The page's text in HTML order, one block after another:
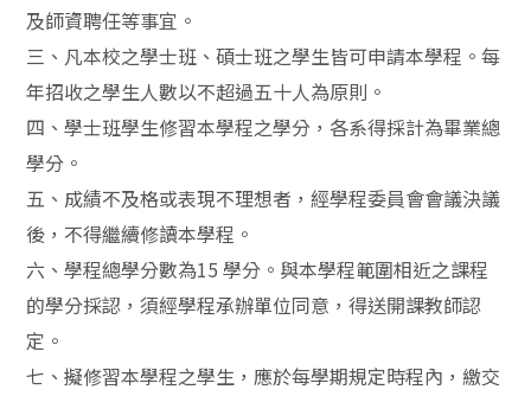
及師資聘任等事宜。
三、凡本校之學士班、碩士班之學生皆可申請本學程。每
年招收之學生人數以不超過五十人為原則。
四、學士班學生修習本學程之學分，各系得採計為畢業總
學分。
五、成績不及格或表現不理想者，經學程委員會會議決議
後，不得繼續修讀本學程。
六、學程總學分數為15 學分。與本學程範圍相近之課程
的學分採認，須經學程承辦單位同意，得送開課教師認
定。
七、擬修習本學程之學生，應於每學期規定時程內，繳交